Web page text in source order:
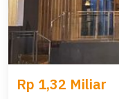
Rp 1,32 Miliar